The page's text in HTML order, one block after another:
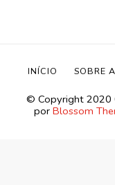
©️ Copyright 2020
por Blossom
INÍCIO SOBRE